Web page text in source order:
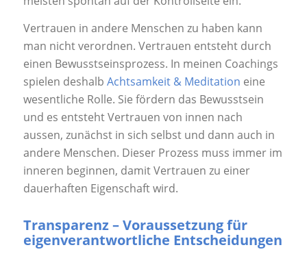
Vertrauen in andere Menschen zu haben kann
man nicht verordnen. Vertrauen entsteht durch
einen Bewusstseinsprozess. In meinen Coachings
spielen deshalb Achtsamkeit & Meditation eine
wesentliche Rolle. Sie fördern das Bewusstsein
und es entsteht Vertrauen von innen nach
aussen, zunächst in sich selbst und dann auch in
andere Menschen. Dieser Prozess muss immer im
inneren beginnen, damit Vertrauen zu einer
dauerhaften Eigenschaft wird.
Transparenz – Voraussetzung für
eigenverantwortliche Entscheidungen